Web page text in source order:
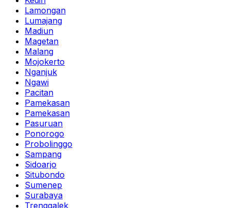
Lamongan
Lumajang
Madiun
Magetan
Malang
Mojokerto
Nganjuk
Ngawi
Pacitan
Pamekasan
Pamekasan
Pasuruan
Ponorogo
Probolinggo
Sampang
Sidoarjo
Situbondo
Sumenep
Surabaya
Trenggalek